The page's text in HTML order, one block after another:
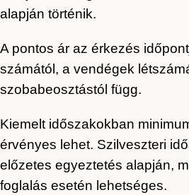
alapján történik.
A pontos ár az érkezés
számától, a vendégek
szobabeosztástól függ.
Kiemelt időszakokban
érvényes lehet. Szilveszteri
előzetes egyeztetés alapján,
foglalás esetén lehetséges.